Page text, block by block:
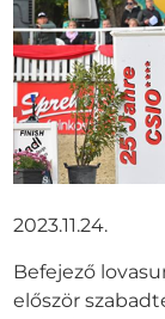
2023.11.24.
Befejező
először